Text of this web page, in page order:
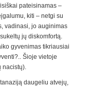
pateisinamas –
kiti – netgi su
vadinasi, jo auginimas
jų diskomfortą.
gyvenimas tikriausiai
Šioje vietoje
nacistų).
daugeliu atvejų,